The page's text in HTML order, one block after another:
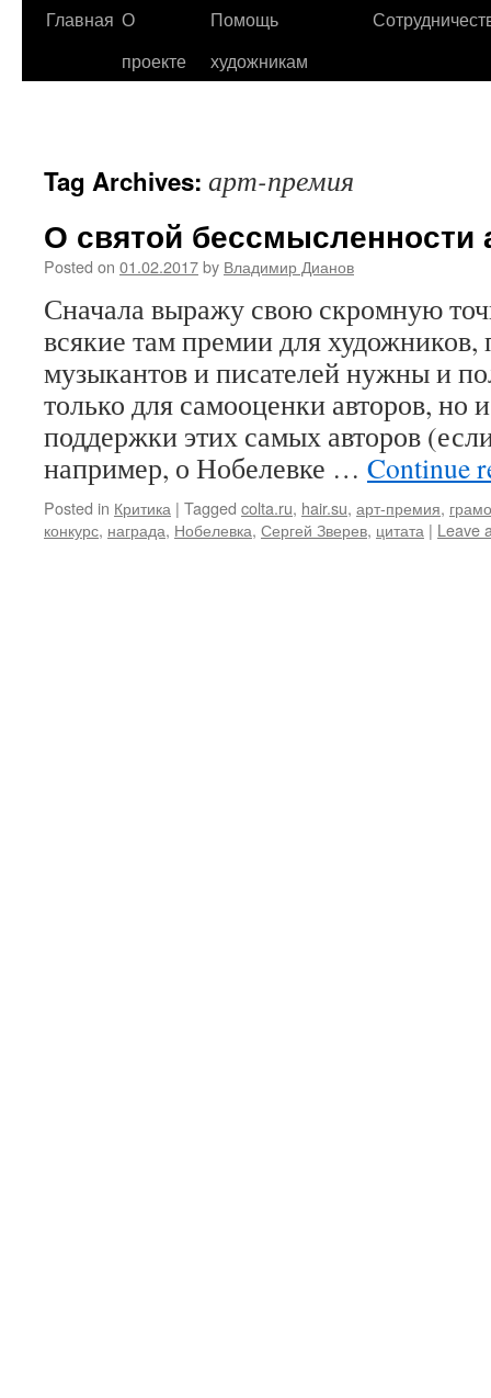
Главная О
проекте
Помощь
художникам
Tag Archives: арт-премия
О святой бессмысленности
Posted on 01.02.2017by Владимир Дианов
Сначала выражу свою скромную
всякие там премии для художников,
музыкантов и писателей нужны и
только для самооценки авторов, но
поддержки этих самых авторов
например, о Нобелевке … Continue
Posted in Критика | Tagged colta.ru, hair.su, арт-премия,
конкурс, награда, Нобелевка, Сергей Зверев, цитата | Leave